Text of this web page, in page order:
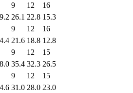
9 12
16
26.1 22.8 15.3
9 12
16
21.6 18.8 12.8
9 12
15
35.4 32.3 26.5
9 12
15
31.0 28.0 23.0